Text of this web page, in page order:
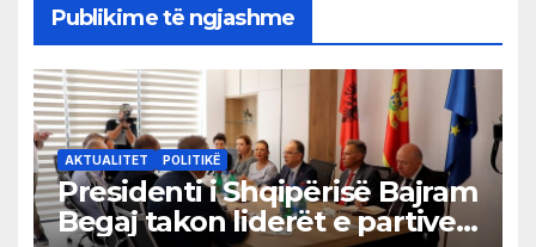
Publikime të ngjashme
AKTUALITET POLITIKË
Presidenti i Shqipërisë Bajram
Begaj takon liderët e partive